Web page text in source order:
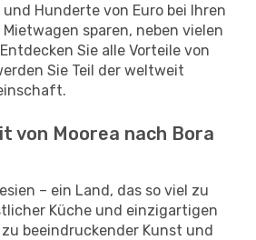
Hunderte von Euro bei Ihren
sparen, neben vielen
Sie alle Vorteile von
Sie Teil der weltweit
von Moorea nach Bora
– ein Land, das so viel zu
Küche und einzigartigen
beeindruckender Kunst und